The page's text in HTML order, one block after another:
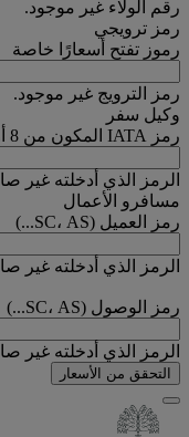
رقم الولاء غير موجود.
رمز ترويجي
رموز تفتح أسعارًا خاصة
رمز الترويج غير موجود.
وكيل سفر
رمز IATA المكون من 8 أرقام
الرمز الذي أدخلته غير
مسافرو الأعمال
رمز العميل (SC، AS...)
الرمز الذي أدخلته غير
رمز الوصول (SC، AS...)
الرمز الذي أدخلته غير
التحقق من الأسعار